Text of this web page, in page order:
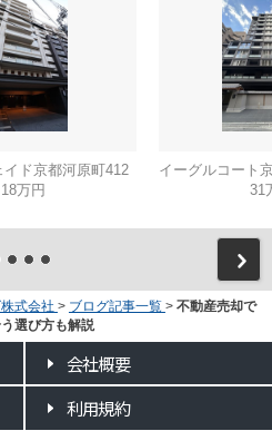
イド京都河原町412
18万円
31
式会社 > ブログ記事一覧 > 不動産売却で
選び方も解説
会社概要
利用規約